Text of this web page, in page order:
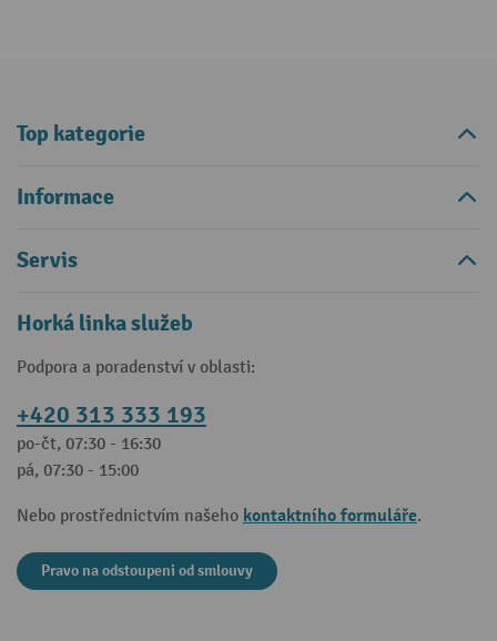
Top kategorie
Informace
Servis
Horká linka služeb
Podpora a poradenství v oblasti:
+420 313 333 193
po-čt, 07:30 - 16:30
pá, 07:30 - 15:00
Nebo prostřednictvím našeho kontaktního formuláře.
Pravo na odstoupeni od smlouvy